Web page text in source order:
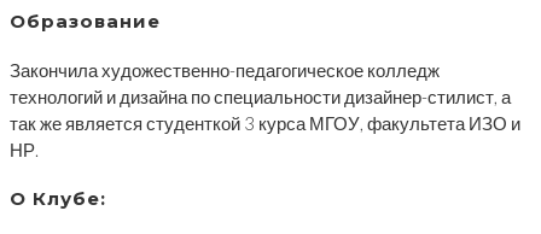
Образование
Закончила художественно-педагогическое колледж
технологий и дизайна по специальности дизайнер-стилист, а
так же является студенткой 3 курса МГОУ, факультета ИЗО и
НР.
О Клубе: